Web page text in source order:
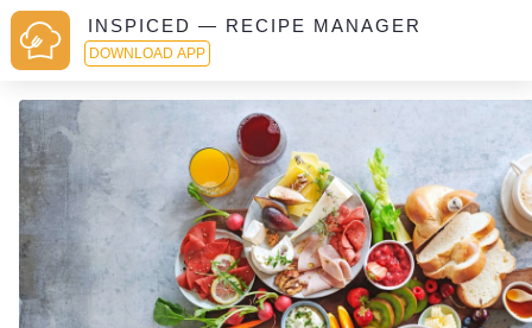
INSPICED — RECIPE MANAGER
DOWNLOAD APP